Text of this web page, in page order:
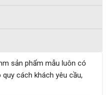
sản phẩm mẫu luôn có
cách khách yêu cầu,